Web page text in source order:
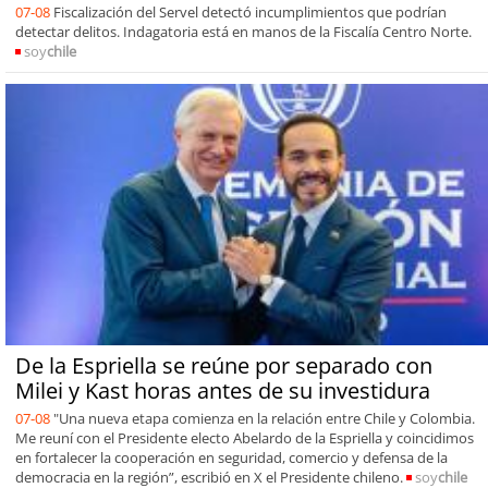
07-08 Fiscalización del Servel detectó incumplimientos que podrían
detectar delitos. Indagatoria está en manos de la Fiscalía Centro Norte.
soychile
De la Espriella se reúne por separado con
Milei y Kast horas antes de su investidura
07-08 "Una nueva etapa comienza en la relación entre Chile y Colombia.
Me reuní con el Presidente electo Abelardo de la Espriella y coincidimos
en fortalecer la cooperación en seguridad, comercio y defensa de la
democracia en la región”, escribió en X el Presidente chileno.
soychile